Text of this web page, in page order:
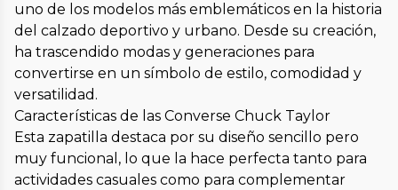
uno de los modelos más emblemáticos en la historia
del calzado deportivo y urbano. Desde su creación,
ha trascendido modas y generaciones para
convertirse en un símbolo de estilo, comodidad y
versatilidad.
Características de las Converse Chuck Taylor
Esta zapatilla destaca por su diseño sencillo pero
muy funcional, lo que la hace perfecta tanto para
actividades casuales como para complementar